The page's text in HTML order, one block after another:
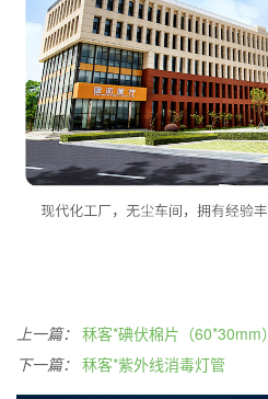
上一篇： 秝客*碘伏棉片（60*30mm）
下一篇： 秝客*紫外线消毒灯管